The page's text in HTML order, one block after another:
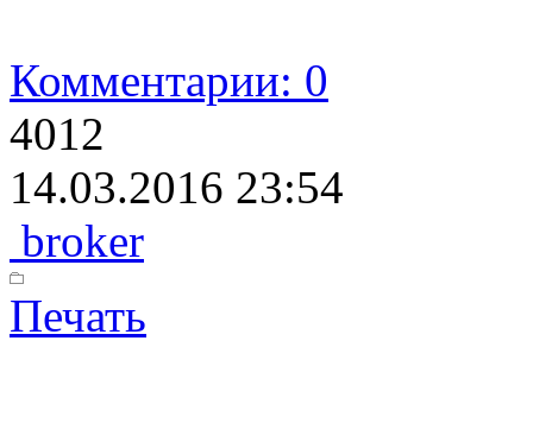
Комментарии: 0
4012
14.03.2016 23:54
broker
Печать